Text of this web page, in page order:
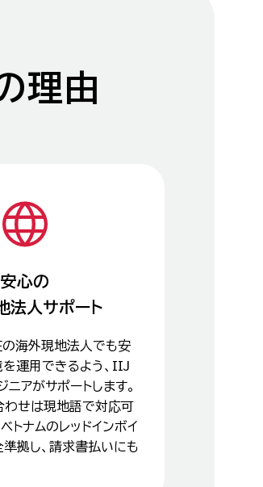
理由
安心の
法人サポート
海外現地法人でも安
運用できるよう、IIJ
アがサポートします。
せは現地語で対応可
トナムのレッドインボイ
準拠し、請求書払いにも